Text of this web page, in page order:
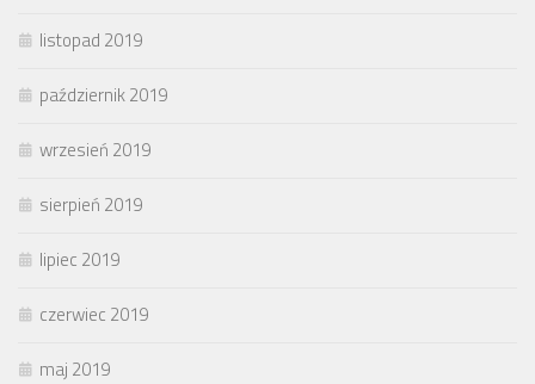
listopad 2019
październik 2019
wrzesień 2019
sierpień 2019
lipiec 2019
czerwiec 2019
maj 2019